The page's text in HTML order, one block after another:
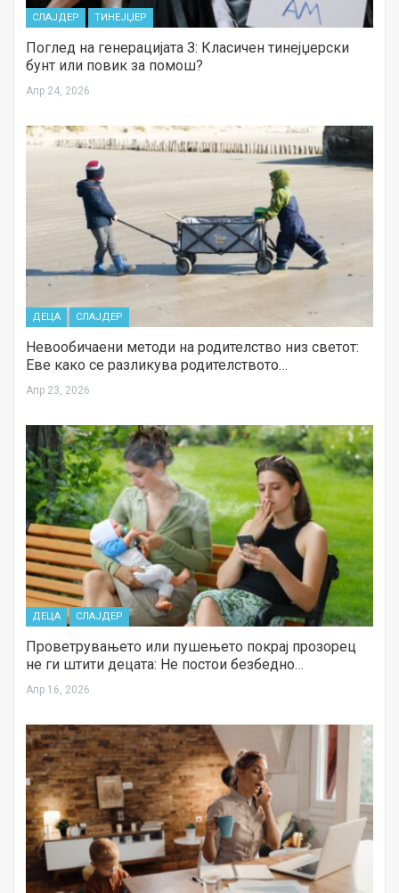
СЛАЈДЕР ТИНЕЈЏЕР
Поглед на генерацијата З: Класичен тинејџерски
бунт или повик за помош?
Апр 24, 2026
ДЕЦА СЛАЈДЕР
Невообичаени методи на родителство низ светот:
Еве како се разликува родителството…
Апр 23, 2026
ДЕЦА СЛАЈДЕР
Проветрувањето или пушењето покрај прозорец
не ги штити децата: Не постои безбедно…
Апр 16, 2026